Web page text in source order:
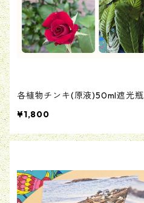
各植物チンキ(原液)50ml遮光瓶
¥1,800